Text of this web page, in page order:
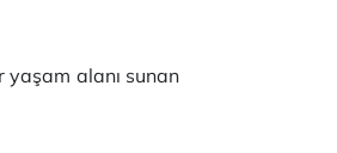
alanı sunan